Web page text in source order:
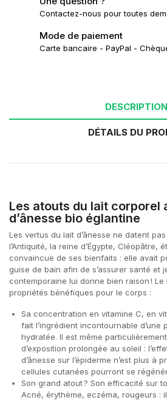
Contactez-nous pour toutes
Mode de paiement
Carte bancaire - PayPal -
DESCRIPTION
DÉTAILS DU
Les atouts du lait corporel
d’ânesse bio églantine
Les vertus du lait d’ânesse ne datent pas
l’Antiquité, la reine d’Égypte, Cléopâtre,
convaincue de ses bienfaits : elle avait
guise de bain afin de s’assurer santé et
contemporaine lui donne bien raison ! Le
propriétés bénéfiques pour le corps :
Sa concentration en vitamine C, en
fait l’ingrédient incontournable d’une
hydratée. Il est même
d’exposition prolongée au soleil :
d’ânesse sur l’épiderme n’est plus à
cellules cutanées pourront se
Son grand atout ? Son efficacité sur
Acné, érythème, eczéma, rougeurs :